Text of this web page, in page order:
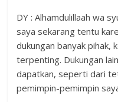
DY : Alhamdulillaah wa
saya sekarang tentu
dukungan banyak pihak,
terpenting. Dukungan
dapatkan, seperti dari
pemimpin-pemimpin